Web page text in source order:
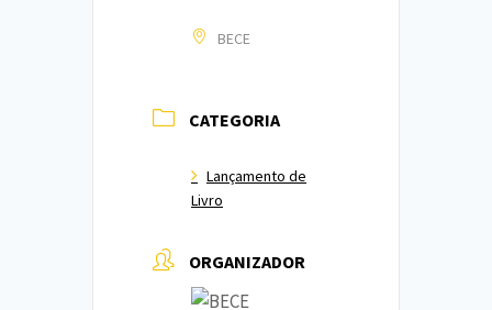
BECE
CATEGORIA
Lançamento de
Livro
ORGANIZADOR